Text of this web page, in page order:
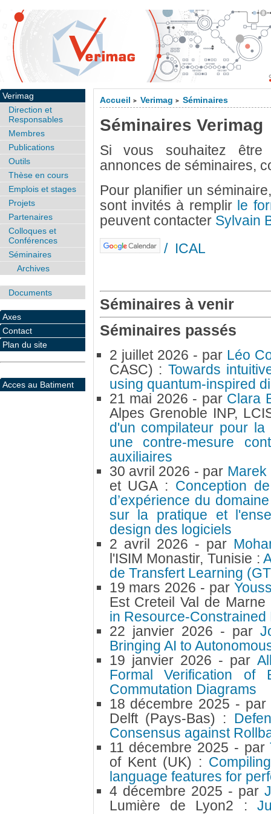
Accueil > Verimag > Séminaires
Séminaires Verimag
Si vous souhaitez
annonces de séminaires,
Pour planifier un
sont invités à remplir le
peuvent contacter Sylvain
/ ICAL
Séminaires à venir
Séminaires passés
2 juillet 2026 - par Léo
CASC) : Towards
using quantum-inspired
21 mai 2026 - par Clara
Alpes Grenoble INP,
d'un compilateur pour
une contre-mesure
auxiliaires
30 avril 2026 - par
et UGA : Conception
d’expérience du
sur la pratique et
design des logiciels
2 avril 2026 - par
l'ISIM Monastir, Tunisie :
de Transfert Learning
19 mars 2026 - par
Est Creteil Val de
in Resource-Constrained
22 janvier 2026 - par
Bringing AI to
19 janvier 2026 - par
Formal Verification of
Commutation Diagrams
18 décembre 2025 - par
Delft (Pays-Bas) :
Consensus against
11 décembre 2025 - par
of Kent (UK) :
language features for
4 décembre 2025 - par
Lumière de Lyon2 :
Verimag
Direction et
Responsables
Membres
Publications
Outils
Thèse en cours
Emplois et stages
Projets
Partenaires
Colloques et
Conférences
Séminaires
Archives
Documents
Axes
Contact
Plan du site
Acces au Batiment